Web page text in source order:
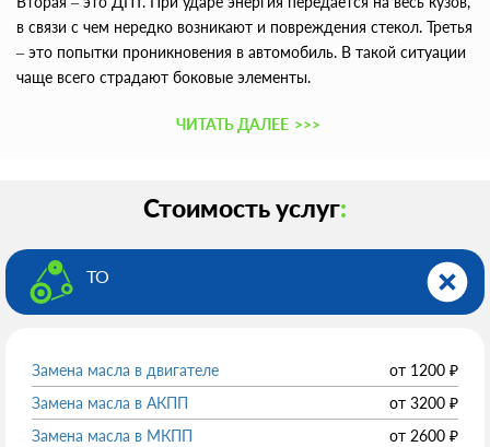
в связи с чем нередко возникают и повреждения стекол. Третья
– это попытки проникновения в автомобиль. В такой ситуации
чаще всего страдают боковые элементы.
ЧИТАТЬ ДАЛЕЕ >>>
Стоимость услуг:
ТО
Замена масла в двигателе от 1200 ₽
Замена масла в АКПП
от 3200 ₽
Замена масла в МКПП
от 2600 ₽